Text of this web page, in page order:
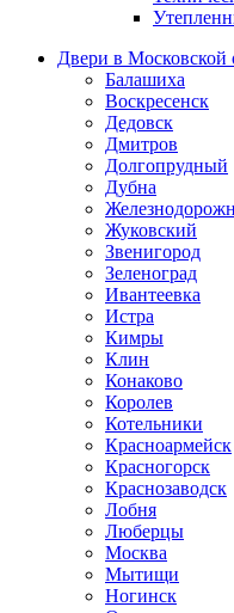
Двери в Московской
Балашиха
Воскресенск
Дедовск
Дмитров
Долгопрудный
Дубна
Жуковский
Звенигород
Зеленоград
Ивантеевка
Истра
Кимры
Клин
Конаково
Королев
Котельники
Красноармейск
Красногорск
Краснозаводск
Лобня
Люберцы
Москва
Мытищи
Ногинск